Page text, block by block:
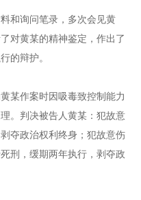
和询问笔录，多次会见黄
对黄某的精神鉴定，作出了
的辩护。
某作案时因吸毒致控制能力
。判决被告人黄某：犯故意
夺政治权利终身；犯故意伤
刑，缓期两年执行，剥夺政